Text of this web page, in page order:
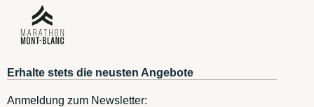
Erhalte stets die neusten Angebote
Anmeldung zum Newsletter: